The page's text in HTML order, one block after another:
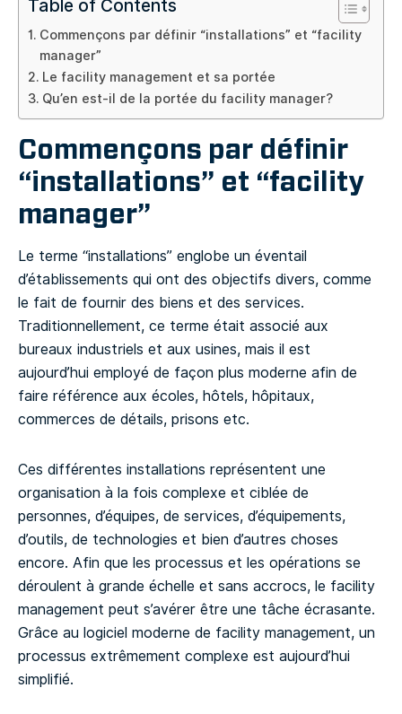
Table of Contents
Commençons par définir “installations” et “facility
manager”
Le facility management et sa portée
Qu’en est-il de la portée du facility manager?
Commençons par définir
“installations” et “facility
manager”
Le terme “installations” englobe un éventail
d’établissements qui ont des objectifs divers, comme
le fait de fournir des biens et des services.
Traditionnellement, ce terme était associé aux
bureaux industriels et aux usines, mais il est
aujourd’hui employé de façon plus moderne afin de
faire référence aux écoles, hôtels, hôpitaux,
commerces de détails, prisons etc.
Ces différentes installations représentent une
organisation à la fois complexe et ciblée de
personnes, d’équipes, de services, d’équipements,
d’outils, de technologies et bien d’autres choses
encore. Afin que les processus et les opérations se
déroulent à grande échelle et sans accrocs, le facility
management peut s’avérer être une tâche écrasante.
Grâce au logiciel moderne de facility management, un
processus extrêmement complexe est aujourd’hui
simplifié.